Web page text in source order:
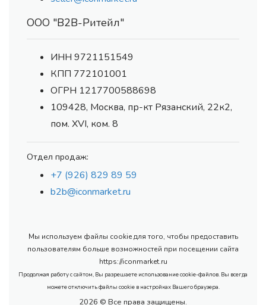
ООО "В2В-Ритейл"
ИНН 9721151549
КПП 772101001
ОГРН 1217700588698
109428, Москва, пр-кт Рязанский, 22к2,
пом. XVI, ком. 8
Отдел продаж:
+7 (926) 829 89 59
b2b@iconmarket.ru
Мы используем файлы cookie для того, чтобы предоставить
пользователям больше возможностей при посещении сайта
https://iconmarket.ru
Продолжая работу с сайтом, Вы разрешаете использование cookie-файлов. Вы всегда
можете отключить файлы cookie в настройках Вашего браузера.
2026 © Все права защищены.